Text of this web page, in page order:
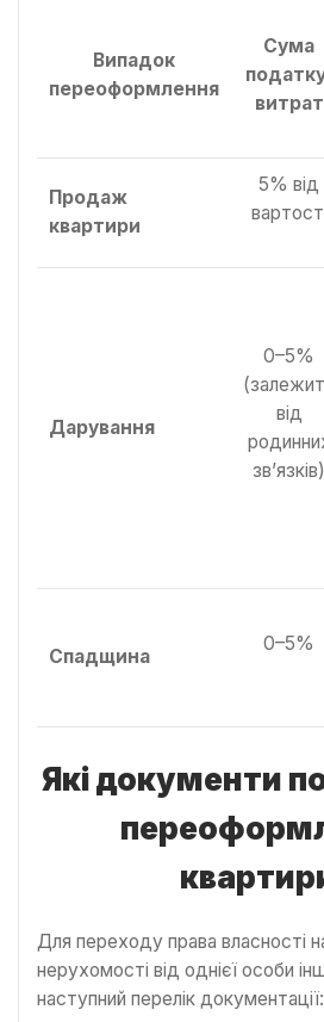
Випадок
переоформлення
Сума
витрат
Продаж
квартири
5% від
Дарування
0–5%
від
зв’язків)
Спадщина
0–5%
Які документи
Для переходу права власності
нерухомості від однієї особи
наступний перелік документації: